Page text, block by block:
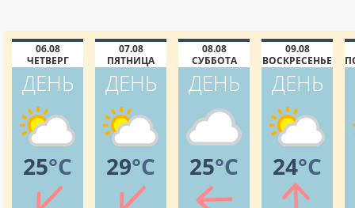
06.08
ЧЕТВЕРГ
ДЕНЬ
25°C
07.08
ПЯТНИЦА
ДЕНЬ
29°C
08.08
СУББОТА
ДЕНЬ
25°C
09.08
ВОСКРЕСЕНЬЕ
ДЕНЬ
24°C